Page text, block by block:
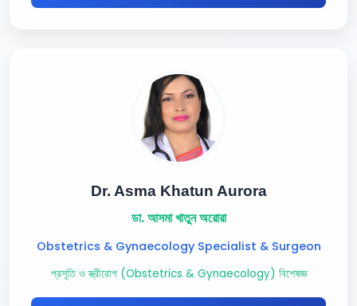
Dr. Asma Khatun Aurora
ডা. আসমা খাতুন অরোরা
Obstetrics & Gynaecology Specialist & Surgeon
প্রসূতি ও স্ত্রীরোগ (Obstetrics & Gynaecology) বিশেষজ্ঞ